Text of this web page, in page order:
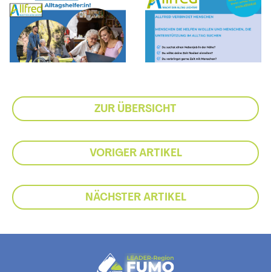
ZUR ÜBERSICHT
VORIGER ARTIKEL
NÄCHSTER ARTIKEL